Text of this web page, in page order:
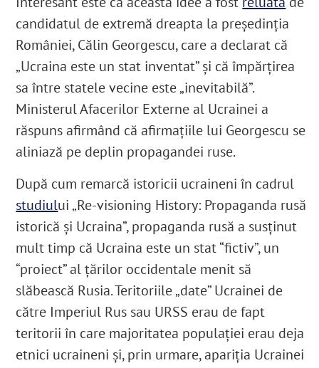
candidatul de extremă dreapta la președinția
României, Călin Georgescu, care a declarat că
„Ucraina este un stat inventat” și că împărțirea
sa între statele vecine este „inevitabilă”.
Ministerul Afacerilor Externe al Ucrainei a
răspuns afirmând că afirmațiile lui Georgescu se
aliniază pe deplin propagandei ruse.
După cum remarcă istoricii ucraineni în cadrul
studiului „Re-visioning History: Propaganda rusă
istorică și Ucraina”, propaganda rusă a susținut
mult timp că Ucraina este un stat “fictiv”, un
“proiect” al țărilor occidentale menit să
slăbească Rusia. Teritoriile „date” Ucrainei de
către Imperiul Rus sau URSS erau de fapt
teritorii în care majoritatea populației erau deja
etnici ucraineni și, prin urmare, apariția Ucrainei